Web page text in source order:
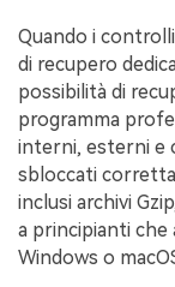
Quando i
di recupero
possibilità di
programma
interni, esterni e
sbloccati
inclusi archivi
a principianti che
Windows o